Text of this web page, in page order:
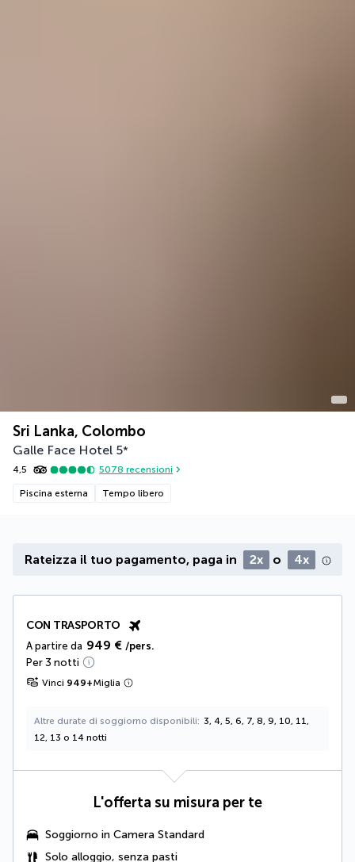
Sri Lanka, Colombo
Galle Face Hotel 5*
4,5 5078 recensioni
Piscina esterna Tempo libero
Rateizza il tuo pagamento, paga in 2x o 4x
CON TRASPORTO
A partire da 949 € /pers.
Per 3 notti
Vinci 949+Miglia
Altre durate di soggiorno disponibili
3, 4, 5, 6, 7, 8, 9, 10, 11,
12, 13 o 14 notti
L'offerta su misura per te
Soggiorno in Camera Standard
Solo alloggio, senza pasti